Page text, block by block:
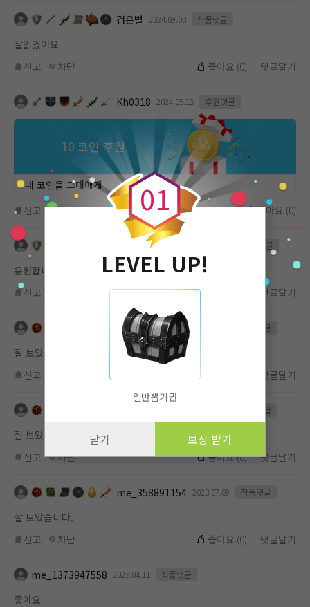
검은별 2024.09.03 작품댓글
잘읽었어요
신고
차단 좋아요 (0) 댓글달기
Kh0318 2024.05.18 후원댓글
10 코인 후원
내 코인을 그대에게
신고
차단 좋아요 (0)
작품댓글
응원합니다.
신고
댓글달기
me_358891154 작품댓글
잘 보았습니다.
신고
댓글달기
작품댓글
잘 보았습니다.
신고
차단 좋아요(0) 댓글달기
me_358891154 2023.07.09 작품댓글
잘 보았습니다.
신고
차단 좋아요 (0) 댓글달기
me_1373947558 2023.04.11 작품댓글
좋아요
0
0
1
LEVEL UP!
일반뽑기권
닫기 보상 받기